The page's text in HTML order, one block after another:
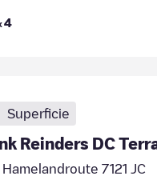
4
Superficie
Reinders DC
Hamelandroute 7121 JC